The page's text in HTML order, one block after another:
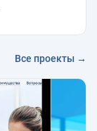
Все проекты →